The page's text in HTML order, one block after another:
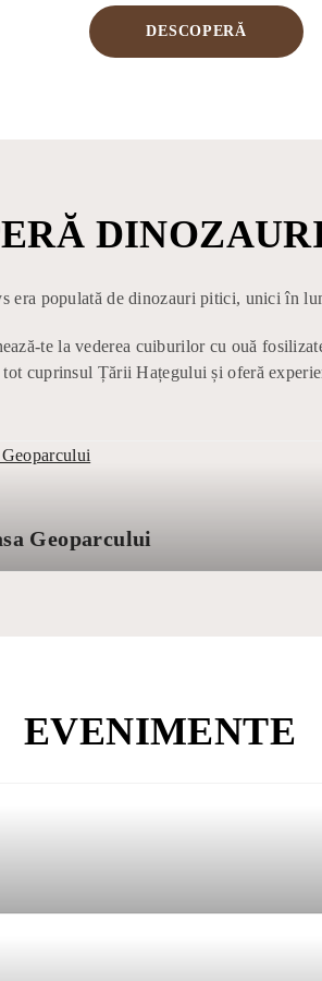
DESCOPERĂ
populată de dinozauri pitici, unici în
te la vederea cuiburilor cu ouă
cuprinsul Țării Hațegului și oferă
Geoparcului
EVENIMENTE